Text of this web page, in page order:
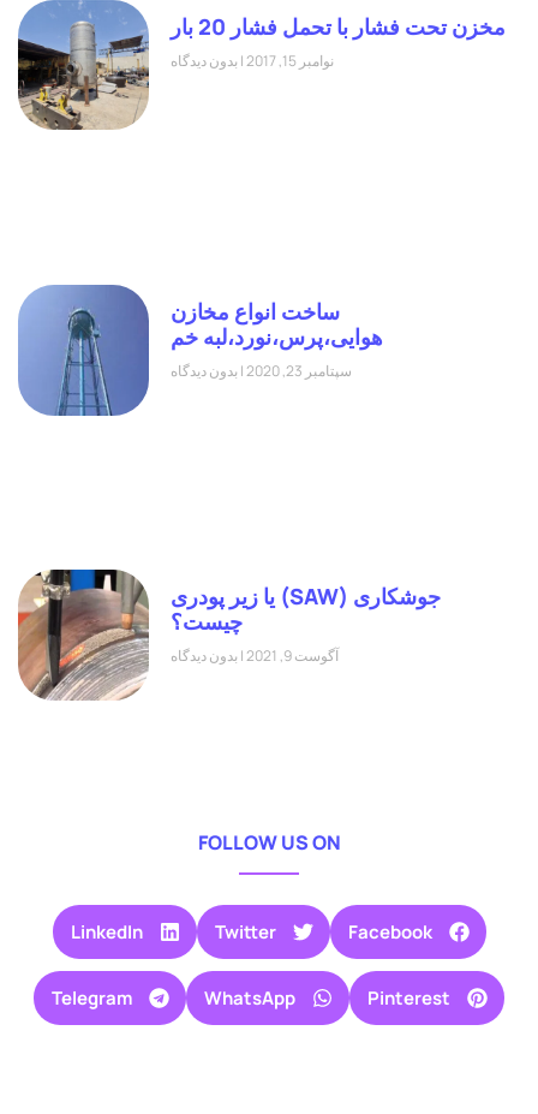
مخزن تحت فشار با تحمل فشار 20 بار
نوامبر 15, 2017 بدون دیدگاه
ساخت انواع مخازن
هوایی،پرس،نورد،لبه خم
سپتامبر 23, 2020 بدون دیدگاه
جوشکاری (SAW) یا زیر پودری
چیست؟
آگوست 9, 2021 بدون دیدگاه
FOLLOW US ON
Facebook
Twitter
LinkedIn
Pinterest
WhatsApp
Telegram